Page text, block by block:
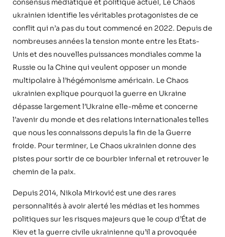
consensus médiatique et politique actuel, Le Chaos
ukrainien identifie les véritables protagonistes de ce
conflit qui n’a pas du tout commencé en 2022. Depuis de
nombreuses années la tension monte entre les Etats-
Unis et des nouvelles puissances mondiales comme la
Russie ou la Chine qui veulent opposer un monde
multipolaire à l’hégémonisme américain. Le Chaos
ukrainien explique pourquoi la guerre en Ukraine
dépasse largement l’Ukraine elle-même et concerne
l’avenir du monde et des relations internationales telles
que nous les connaissons depuis la fin de la Guerre
froide. Pour terminer, Le Chaos ukrainien donne des
pistes pour sortir de ce bourbier infernal et retrouver le
chemin de la paix.
Depuis 2014, Nikola Mirković est une des rares
personnalités à avoir alerté les médias et les hommes
politiques sur les risques majeurs que le coup d’État de
Kiev et la guerre civile ukrainienne qu’il a provoquée